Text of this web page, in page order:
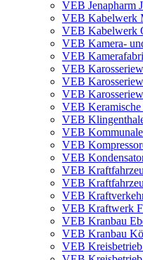
VEB Jenapharm
VEB Kabelwerk
VEB Kabelwerk
VEB Kamera-
VEB
VEB
VEB
VEB
VEB
VEB
VEB
VEB
VEB
VEB
VEB
VEB
VEB Kraftwerk
VEB Kranbau
VEB Kranbau
VEB